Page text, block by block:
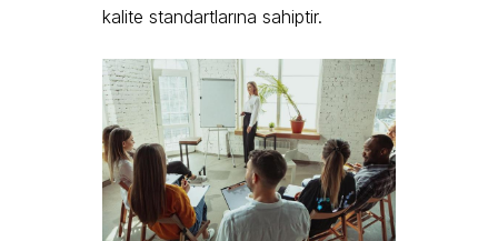
kalite standartlarına sahiptir.